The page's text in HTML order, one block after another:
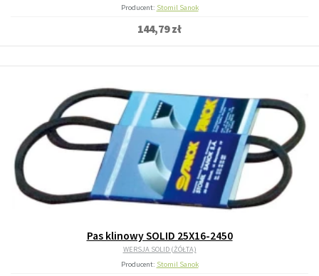
Producent: Stomil Sanok
144,79 zł
Pas klinowy SOLID 25X16-2450
WERSJA SOLID (ŻÓŁTA)
Producent: Stomil Sanok